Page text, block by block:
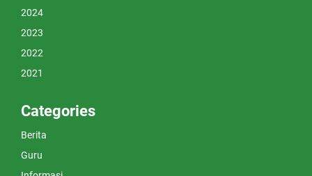
2024
2023
2022
2021
Categories
Berita
Guru